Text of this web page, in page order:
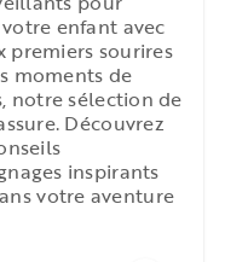
enfant avec
premiers sourires
moments de
notre sélection de
Découvrez
inspirants
votre aventure